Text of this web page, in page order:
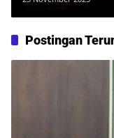
Postingan